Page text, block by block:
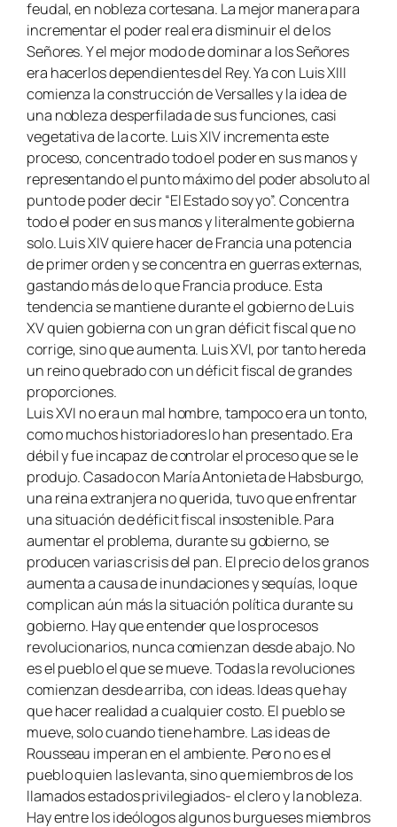
feudal, en nobleza cortesana. La mejor manera para
incrementar el poder real era disminuir el de los
Señores. Y el mejor modo de dominar a los Señores
era hacerlos dependientes del Rey. Ya con Luis XIII
comienza la construcción de Versalles y la idea de
una nobleza desperfilada de sus funciones, casi
vegetativa de la corte. Luis XIV incrementa este
proceso, concentrado todo el poder en sus manos y
representando el punto máximo del poder absoluto al
punto de poder decir “El Estado soy yo”. Concentra
todo el poder en sus manos y literalmente gobierna
solo. Luis XIV quiere hacer de Francia una potencia
de primer orden y se concentra en guerras externas,
gastando más de lo que Francia produce. Esta
tendencia se mantiene durante el gobierno de Luis
XV quien gobierna con un gran déficit fiscal que no
corrige, sino que aumenta. Luis XVI, por tanto hereda
un reino quebrado con un déficit fiscal de grandes
proporciones.
Luis XVI no era un mal hombre, tampoco era un tonto,
como muchos historiadores lo han presentado. Era
débil y fue incapaz de controlar el proceso que se le
produjo. Casado con María Antonieta de Habsburgo,
una reina extranjera no querida, tuvo que enfrentar
una situación de déficit fiscal insostenible. Para
aumentar el problema, durante su gobierno, se
producen varias crisis del pan. El precio de los granos
aumenta a causa de inundaciones y sequías, lo que
complican aún más la situación política durante su
gobierno. Hay que entender que los procesos
revolucionarios, nunca comienzan desde abajo. No
es el pueblo el que se mueve. Todas la revoluciones
comienzan desde arriba, con ideas. Ideas que hay
que hacer realidad a cualquier costo. El pueblo se
mueve, solo cuando tiene hambre. Las ideas de
Rousseau imperan en el ambiente. Pero no es el
pueblo quien las levanta, sino que miembros de los
llamados estados privilegiados- el clero y la nobleza.
Hay entre los ideólogos algunos burgueses miembros